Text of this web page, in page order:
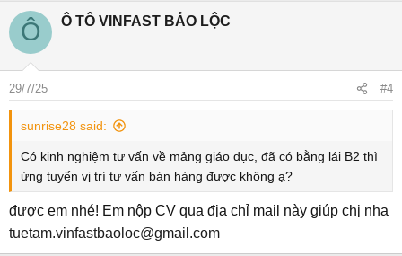
Ô Ô TÔ VINFAST BẢO LỘC
29/7/25 #4
sunrise28 said:
Có kinh nghiệm tư vấn về mảng giáo dục, đã có bằng lái B2 thì
ứng tuyển vị trí tư vấn bán hàng được không ạ?
được em nhé! Em nộp CV qua địa chỉ mail này giúp chị nha
tuetam.vinfastbaoloc@gmail.com